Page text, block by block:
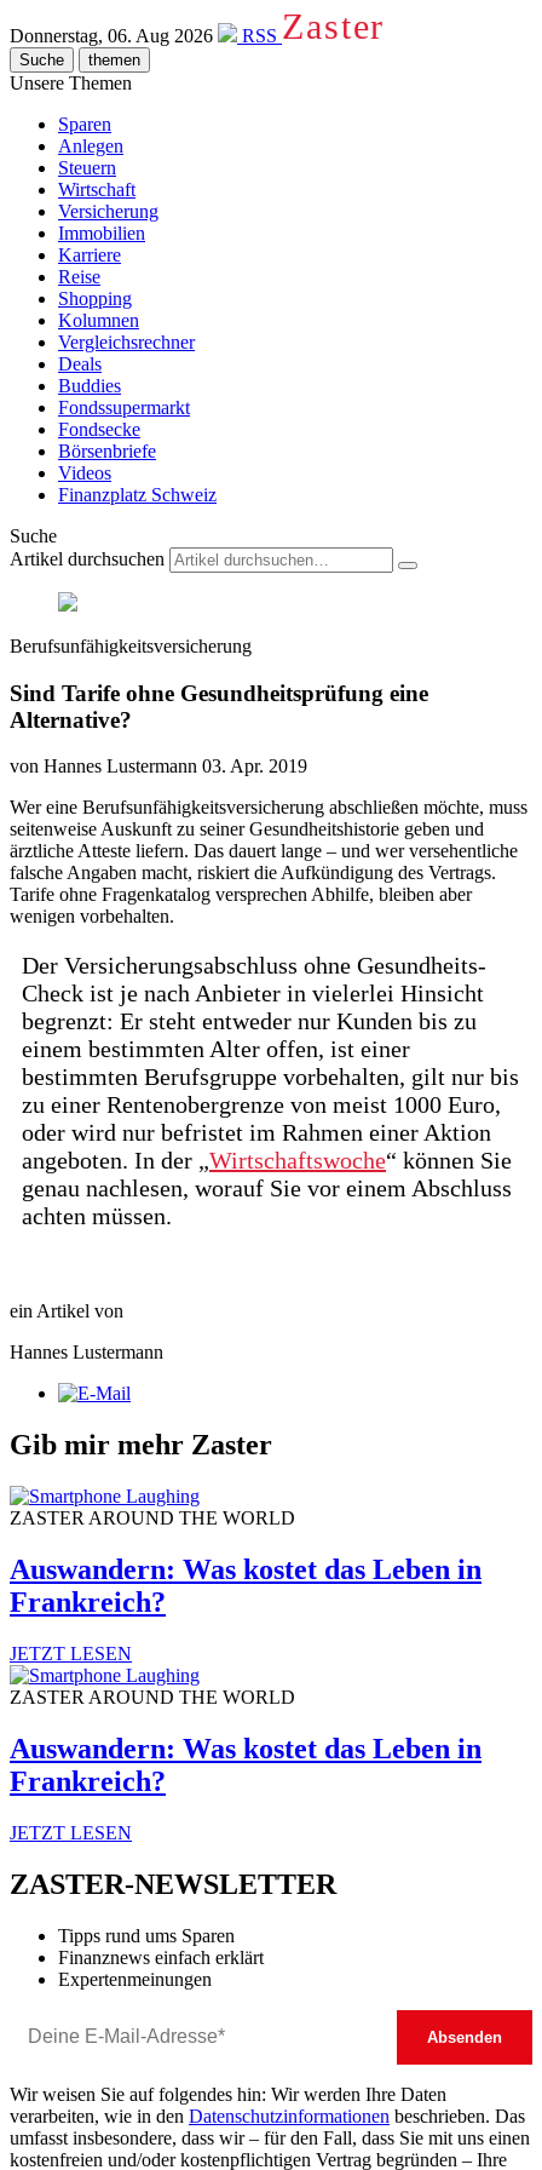
Donnerstag, 06. Aug 2026 RSS Zaster
Suche themen
Unsere Themen
Sparen
Anlegen
Steuern
Wirtschaft
Versicherung
Immobilien
Karriere
Reise
Shopping
Kolumnen
Vergleichsrechner
Deals
Buddies
Fondssupermarkt
Fondsecke
Börsenbriefe
Videos
Finanzplatz Schweiz
Suche
Artikel durchsuchen
Berufsunfähigkeitsversicherung
Sind Tarife ohne Gesundheitsprüfung eine
Alternative?
von Hannes Lustermann 03. Apr. 2019
Wer eine Berufsunfähigkeitsversicherung abschließen möchte, muss
seitenweise Auskunft zu seiner Gesundheitshistorie geben und
ärztliche Atteste liefern. Das dauert lange – und wer versehentliche
falsche Angaben macht, riskiert die Aufkündigung des Vertrags.
Tarife ohne Fragenkatalog versprechen Abhilfe, bleiben aber
wenigen vorbehalten.
Der Versicherungsabschluss ohne Gesundheits-
Check ist je nach Anbieter in vielerlei Hinsicht
begrenzt: Er steht entweder nur Kunden bis zu
einem bestimmten Alter offen, ist einer
bestimmten Berufsgruppe vorbehalten, gilt nur bis
zu einer Rentenobergrenze von meist 1000 Euro,
oder wird nur befristet im Rahmen einer Aktion
angeboten. In der „Wirtschaftswoche“ können Sie
genau nachlesen, worauf Sie vor einem Abschluss
achten müssen.
ein Artikel von
Hannes Lustermann
Gib mir mehr Zaster
ZASTER AROUND THE WORLD
Auswandern: Was kostet das Leben in
Frankreich?
JETZT LESEN
ZASTER AROUND THE WORLD
Auswandern: Was kostet das Leben in
Frankreich?
JETZT LESEN
ZASTER-NEWSLETTER
Tipps rund ums Sparen
Finanznews einfach erklärt
Expertenmeinungen
Wir weisen Sie auf folgendes hin: Wir werden Ihre Daten
verarbeiten, wie in den Datenschutzinformationen beschrieben. Das
umfasst insbesondere, dass wir – für den Fall, dass Sie mit uns einen
kostenfreien und/oder kostenpflichtigen Vertrag begründen – Ihre